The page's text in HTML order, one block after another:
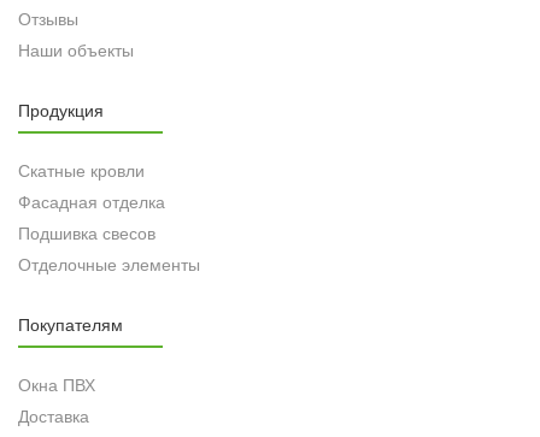
Отзывы
Наши объекты
Продукция
Скатные кровли
Фасадная отделка
Подшивка свесов
Отделочные элементы
Покупателям
Окна ПВХ
Доставка